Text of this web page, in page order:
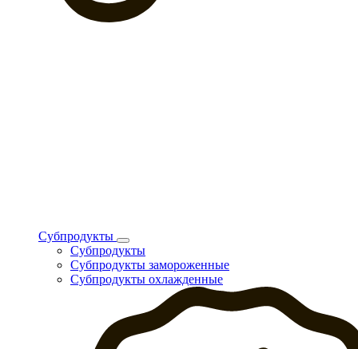
Субпродукты
Субпродукты
Субпродукты замороженные
Субпродукты охлажденные